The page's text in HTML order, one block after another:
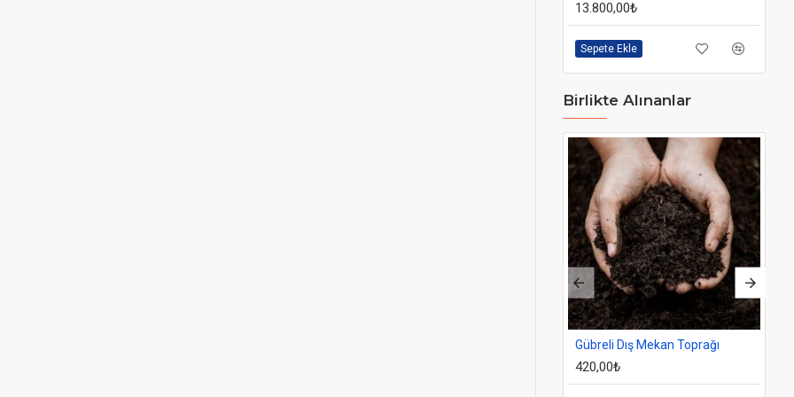
13.800,00₺
Sepete Ekle
Birlikte Alınanlar
Gübreli Dış Mekan Toprağı
420,00₺